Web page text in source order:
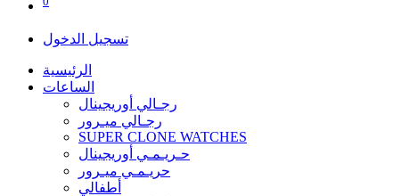
تسجيل الدخول
الرئيسية
الساعات
رجـالي أوريجينال
رجـالي ميـرور
SUPER CLONE WATCHES
حـريـمـي أوريجينال
حريـمـي ميـرور
أطفالي